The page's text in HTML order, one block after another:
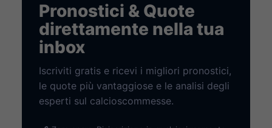
Pronostici & Quote
direttamente nella tua
inbox
Iscriviti gratis e ricevi i migliori pronostici,
le quote più vantaggiose e le analisi degli
esperti sul calcioscommesse.